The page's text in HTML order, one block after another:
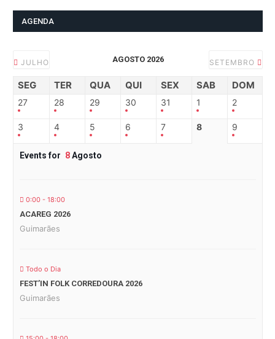
AGENDA
JULHO AGOSTO 2026 SETEMBRO
SEG TER QUA QUI SEX SAB DOM
27 28 29 30 31 1 2
3 4 5 6 7 8 9
Events for 8Agosto
0:00 - 18:00
ACAREG 2026
Guimarães
Todo o Dia
FEST’IN FOLK CORREDOURA 2026
Guimarães